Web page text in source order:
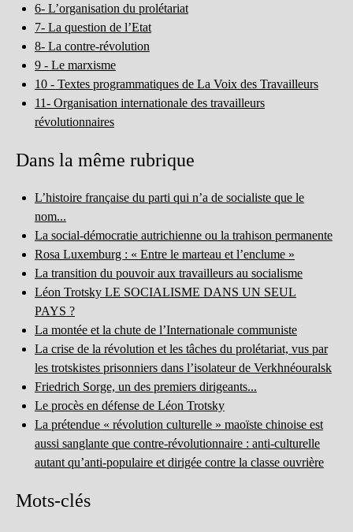
6- L’organisation du prolétariat
7- La question de l’Etat
8- La contre-révolution
9 - Le marxisme
10 - Textes programmatiques de La Voix des Travailleurs
11- Organisation internationale des travailleurs
révolutionnaires
Dans la même rubrique
L’histoire française du parti qui n’a de socialiste que le
nom...
La social-démocratie autrichienne ou la trahison permanente
Rosa Luxemburg : « Entre le marteau et l’enclume »
La transition du pouvoir aux travailleurs au socialisme
Léon Trotsky LE SOCIALISME DANS UN SEUL
PAYS ?
La montée et la chute de l’Internationale communiste
La crise de la révolution et les tâches du prolétariat, vus par
les trotskistes prisonniers dans l’isolateur de Verkhnéouralsk
Friedrich Sorge, un des premiers dirigeants...
Le procès en défense de Léon Trotsky
La prétendue « révolution culturelle » maoïste chinoise est
aussi sanglante que contre-révolutionnaire : anti-culturelle
autant qu’anti-populaire et dirigée contre la classe ouvrière
Mots-clés